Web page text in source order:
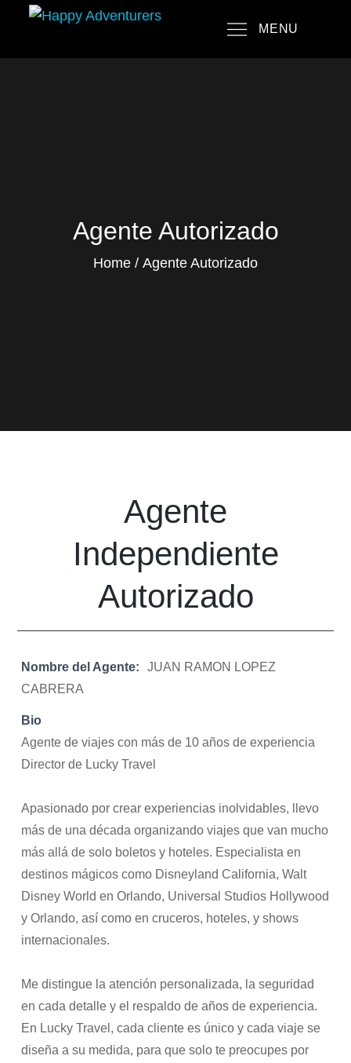
content
MENU
Agente Autorizado
Home Agente Autorizado
Agente
Independiente
Autorizado
Nombre del Agente:
JUAN RAMON LOPEZ
CABRERA
Bio
Agente de viajes con más de 10 años de experiencia
Director de Lucky Travel
Apasionado por crear experiencias inolvidables, llevo
más de una década organizando viajes que van mucho
más allá de solo boletos y hoteles. Especialista en
destinos mágicos como Disneyland California, Walt
Disney World en Orlando, Universal Studios Hollywood
y Orlando, así como en cruceros, hoteles, y shows
internacionales.
Me distingue la atención personalizada, la seguridad
en cada detalle y el respaldo de años de experiencia.
En Lucky Travel, cada cliente es único y cada viaje se
diseña a su medida, para que solo te preocupes por